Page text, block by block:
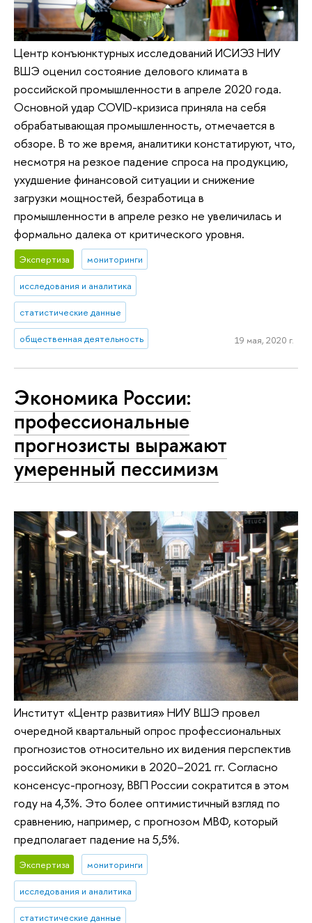
Центр конъюнктурных исследований ИСИЭЗ НИУ
ВШЭ оценил состояние делового климата в
российской промышленности в апреле 2020 года.
Основной удар COVID-кризиса приняла на себя
обрабатывающая промышленность, отмечается в
обзоре. В то же время, аналитики констатируют, что,
несмотря на резкое падение спроса на продукцию,
ухудшение финансовой ситуации и снижение
загрузки мощностей, безработица в
промышленности в апреле резко не увеличилась и
формально далека от критического уровня.
Экспертиза мониторинги
исследования и аналитика
статистические данные
общественная деятельность 19 мая, 2020 г.
Экономика России:
профессиональные
прогнозисты выражают
умеренный пессимизм
Институт «Центр развития» НИУ ВШЭ провел
очередной квартальный опрос профессиональных
прогнозистов относительно их видения перспектив
российской экономики в 2020–2021 гг. Согласно
консенсус-прогнозу, ВВП России сократится в этом
году на 4,3%. Это более оптимистичный взгляд по
сравнению, например, с прогнозом МВФ, который
предполагает падение на 5,5%.
Экспертиза мониторинги
исследования и аналитика
статистические данные